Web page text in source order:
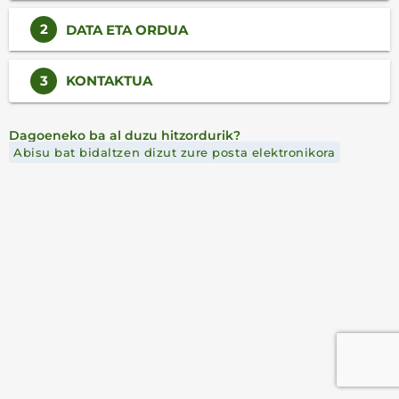
2 DATA ETA ORDUA
3 KONTAKTUA
Dagoeneko ba al duzu hitzordurik?
Abisu bat bidaltzen dizut zure posta elektronikora